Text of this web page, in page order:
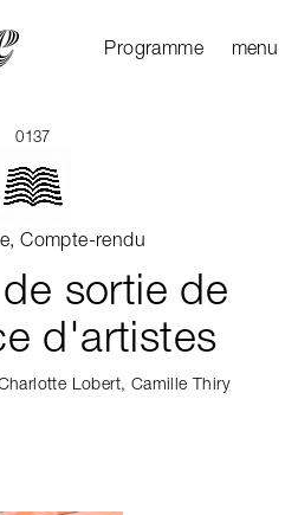
Programme
externes
Ouvrir
Fermer
menu
0137
Compte-rendu
sortie de
d'artistes
Lobert, Camille Thiry